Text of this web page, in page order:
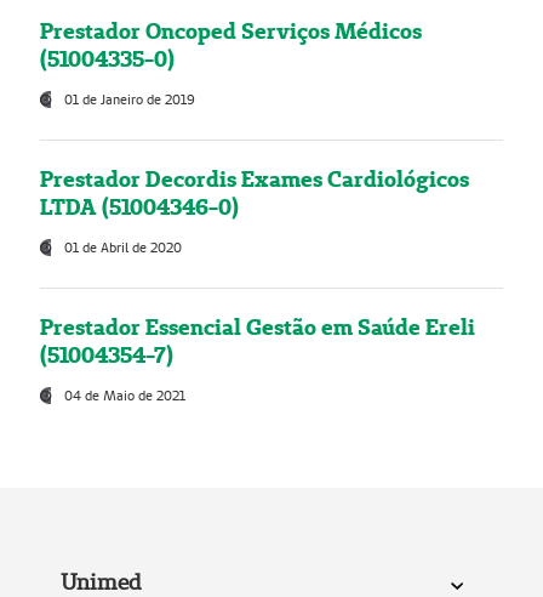
Prestador Oncoped Serviços Médicos
(51004335-0)
01 de Janeiro de 2019
Prestador Decordis Exames Cardiológicos
LTDA (51004346-0)
01 de Abril de 2020
Prestador Essencial Gestão em Saúde Ereli
(51004354-7)
04 de Maio de 2021
Unimed